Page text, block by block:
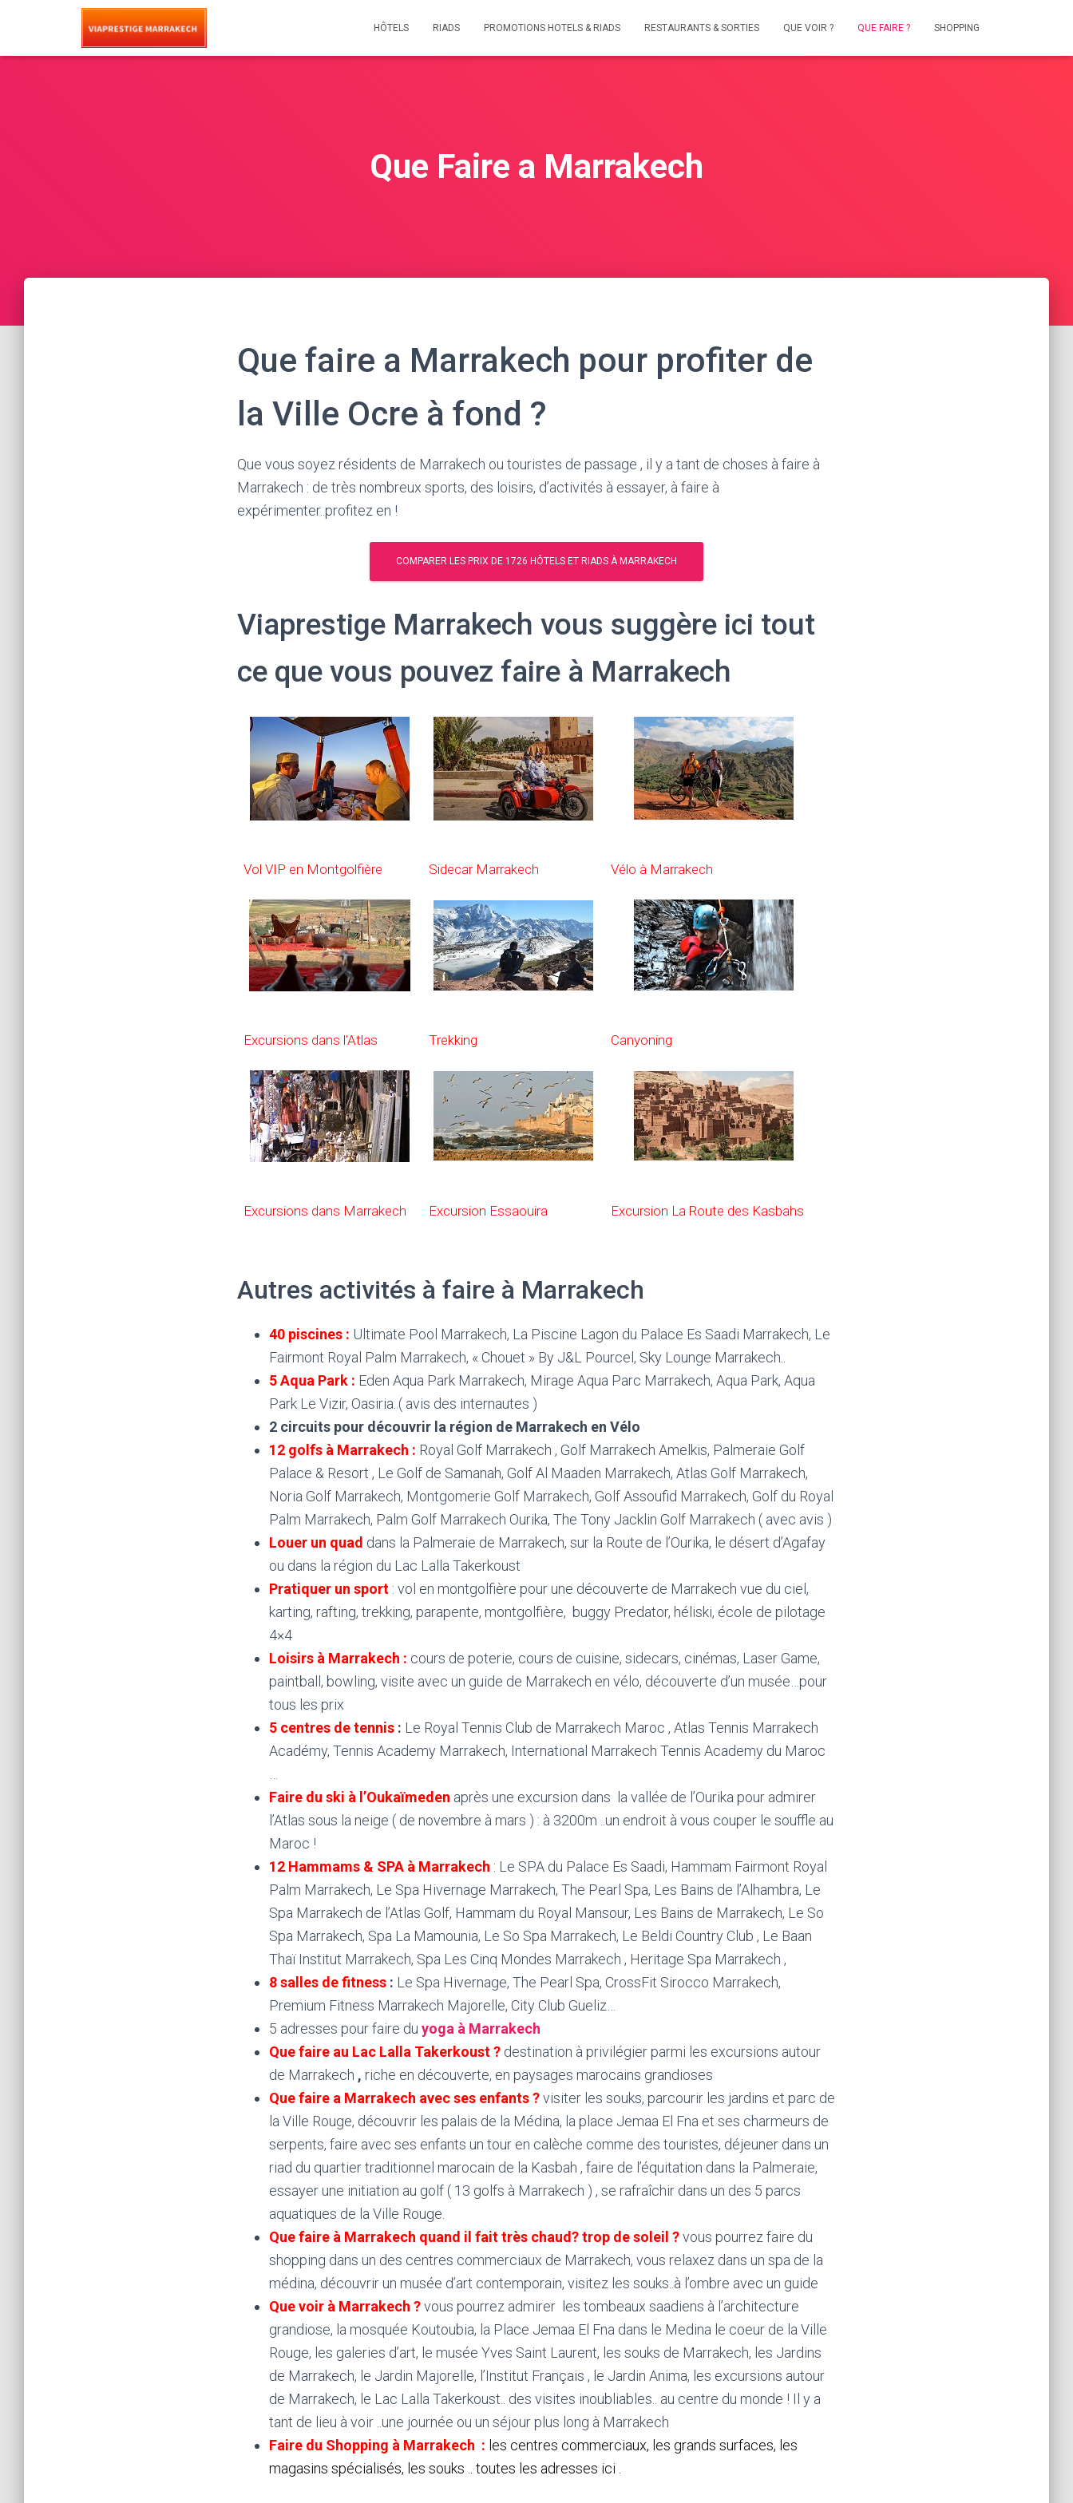
HÔTELS RIADS PROMOTIONS HOTELS & RIADS RESTAURANTS & SORTIES QUE VOIR ? QUE FAIRE ? SHOPPING
Que Faire a Marrakech
Que faire a Marrakech pour profiter de
la Ville Ocre à fond ?
Que vous soyez résidents de Marrakech ou touristes de passage , il y a tant de choses à faire à
Marrakech : de très nombreux sports, des loisirs, d’activités à essayer, à faire à
expérimenter..profitez en !
Viaprestige Marrakech vous suggère ici tout
ce que vous pouvez faire à Marrakech
Vol VIP en Montgolfière Sidecar Marrakech Vélo à Marrakech
Excursions dans l’Atlas Trekking Canyoning
Excursions dans Marrakech Excursion Essaouira Excursion La Route des Kasbahs
Autres activités à faire à Marrakech
40 piscines : Ultimate Pool Marrakech, La Piscine Lagon du Palace Es Saadi Marrakech, Le
Fairmont Royal Palm Marrakech, « Chouet » By J&L Pourcel, Sky Lounge Marrakech..
5 Aqua Park : Eden Aqua Park Marrakech, Mirage Aqua Parc Marrakech, Aqua Park, Aqua
Park Le Vizir, Oasiria..( avis des internautes )
2 circuits pour découvrir la région de Marrakech en Vélo
12 golfs à Marrakech : Royal Golf Marrakech , Golf Marrakech Amelkis, Palmeraie Golf
Palace & Resort , Le Golf de Samanah, Golf Al Maaden Marrakech, Atlas Golf Marrakech,
Noria Golf Marrakech, Montgomerie Golf Marrakech, Golf Assoufid Marrakech, Golf du Royal
Palm Marrakech, Palm Golf Marrakech Ourika, The Tony Jacklin Golf Marrakech ( avec avis )
Louer un quad dans la Palmeraie de Marrakech, sur la Route de l’Ourika, le désert d’Agafay
ou dans la région du Lac Lalla Takerkoust
Pratiquer un sport : vol en montgolfière pour une découverte de Marrakech vue du ciel,
karting, rafting, trekking, parapente, montgolfière, buggy Predator, héliski, école de pilotage
4×4
Loisirs à Marrakech : cours de poterie, cours de cuisine, sidecars, cinémas, Laser Game,
paintball, bowling, visite avec un guide de Marrakech en vélo, découverte d’un musée…pour
tous les prix
5 centres de tennis : Le Royal Tennis Club de Marrakech Maroc , Atlas Tennis Marrakech
Académy, Tennis Academy Marrakech, International Marrakech Tennis Academy du Maroc
Faire du ski à l’Oukaïmeden après une excursion dans la vallée de l’Ourika pour admirer
l’Atlas sous la neige ( de novembre à mars ) : à 3200m ..un endroit à vous couper le souffle au
Maroc !
12 Hammams & SPA à Marrakech : Le SPA du Palace Es Saadi, Hammam Fairmont Royal
Palm Marrakech, Le Spa Hivernage Marrakech, The Pearl Spa, Les Bains de l’Alhambra, Le
Spa Marrakech de l’Atlas Golf, Hammam du Royal Mansour, Les Bains de Marrakech, Le So
Spa Marrakech, Spa La Mamounia, Le So Spa Marrakech, Le Beldi Country Club , Le Baan
Thaï Institut Marrakech, Spa Les Cinq Mondes Marrakech , Heritage Spa Marrakech ,
8 salles de fitness : Le Spa Hivernage, The Pearl Spa, CrossFit Sirocco Marrakech,
Premium Fitness Marrakech Majorelle, City Club Gueliz…
5 adresses pour faire du yoga à Marrakech
Que faire au Lac Lalla Takerkoust ? destination à privilégier parmi les excursions autour
de Marrakech , riche en découverte, en paysages marocains grandioses
Que faire a Marrakech avec ses enfants ?visiter les souks, parcourir les jardins et parc de
la Ville Rouge, découvrir les palais de la Médina, la place Jemaa El Fna et ses charmeurs de
serpents, faire avec ses enfants un tour en calèche comme des touristes, déjeuner dans un
riad du quartier traditionnel marocain de la Kasbah , faire de l’équitation dans la Palmeraie,
essayer une initiation au golf ( 13 golfs à Marrakech ) , se rafraîchir dans un des 5 parcs
aquatiques de la Ville Rouge.
Que faire à Marrakech quand il fait très chaud? trop de soleil ?vous pourrez faire du
shopping dans un des centres commerciaux de Marrakech, vous relaxez dans un spa de la
médina, découvrir un musée d’art contemporain, visitez les souks..à l’ombre avec un guide
Que voir à Marrakech ?vous pourrez admirer
les tombeaux saadiens à l’architecture
grandiose, la mosquée Koutoubia, la Place Jemaa El Fna dans le Medina le coeur de la Ville
Rouge, les galeries d’art, le musée Yves Saint Laurent, les souks de Marrakech, les Jardins
de Marrakech, le Jardin Majorelle, l’Institut Français , le Jardin Anima, les excursions autour
de Marrakech, le Lac Lalla Takerkoust.. des visites inoubliables.. au centre du monde ! Il y a
tant de lieu à voir ..une journée ou un séjour plus long à Marrakech
Faire du Shopping à Marrakech : les centres commerciaux, les grands surfaces, les
magasins spécialisés, les souks .. toutes les adresses ici .